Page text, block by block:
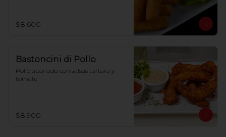
$8.600
Bastoncini di Pollo
Pollo apanado con salsas tártara y
tomate
$8.900